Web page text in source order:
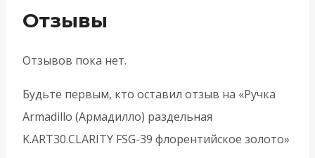
Отзывы
Отзывов пока нет.
Будьте первым, кто оставил отзыв на «Ручка
Armadillo (Армадилло) раздельная
K.ART30.CLARITY FSG-39 флорентийское золото»